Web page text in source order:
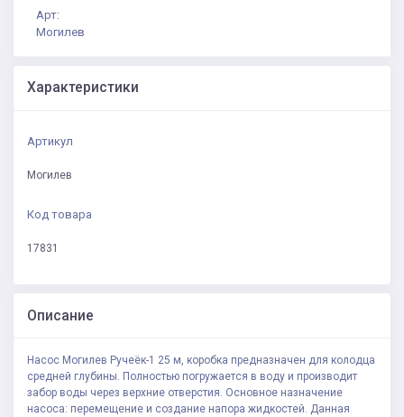
Арт:
Могилев
Характеристики
Артикул
Могилев
Код товара
17831
Описание
Насос Могилев Ручеёк-1 25 м, коробка предназначен для колодца
средней глубины. Полностью погружается в воду и производит
забор воды через верхние отверстия. Основное назначение
насоса: перемещение и создание напора жидкостей. Данная